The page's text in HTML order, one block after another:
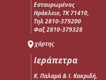
Εσταυρωμένος
Ηράκλειο, ΤΚ 71410,
Τηλ 2810-379200
Φαξ 2810-379328
χάρτης
Ιεράπετρα
Κ. Παλαμά & Ι. Κακριδή,